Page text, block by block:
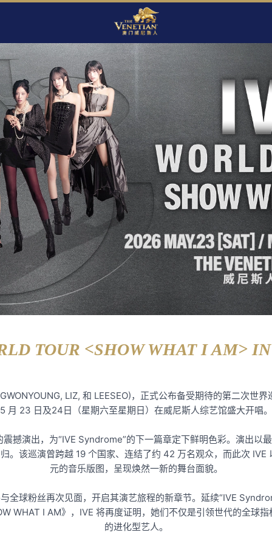
TOUR <SHOW WHAT I AM>
LIZ, 和 LEESEO)，正式公布备受期待的第二次世
5 月 23 日及24日（星期六至星期日）在威尼斯人综艺馆盛大开唱。
撼演出，为“IVE Syndrome”的下一篇章定下鲜明色彩。演出以
。该巡演曾跨越 19 个国家、连结了约 42 万名观众，而此次
元的音乐版图，呈现焕然一新的舞台面貌。
全球粉丝再次见面，开启其演艺旅程的新章节。延续“IVE
WHAT I AM》，IVE 将再度证明，她们不仅是引领世代的全球
的进化型艺人。